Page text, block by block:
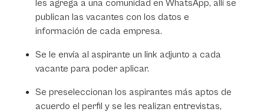
les agrega a una comunidad en WhatsApp, allí se
publican las vacantes con los datos e
información de cada empresa.
Se le envía al aspirante un link adjunto a cada
vacante para poder aplicar.
Se preseleccionan los aspirantes más aptos de
acuerdo el perfil y se les realizan entrevistas,